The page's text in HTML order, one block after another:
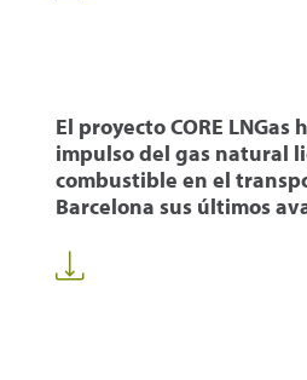
El proyecto CORE LNGas
impulso del gas natural
combustible en el
Barcelona sus últimos